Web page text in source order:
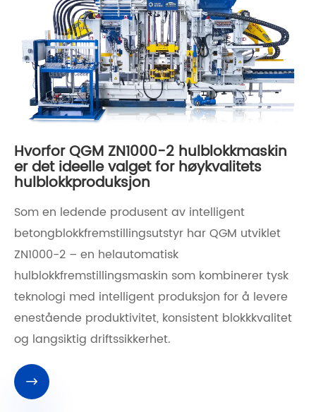
Hvorfor QGM ZN1000-2 hulblokkmaskin
er det ideelle valget for høykvalitets
hulblokkproduksjon
Som en ledende produsent av intelligent
betongblokkfremstillingsutstyr har QGM utviklet
ZN1000-2 – en helautomatisk
hulblokkfremstillingsmaskin som kombinerer tysk
teknologi med intelligent produksjon for å levere
enestående produktivitet, konsistent blokkkvalitet
og langsiktig driftssikkerhet.
